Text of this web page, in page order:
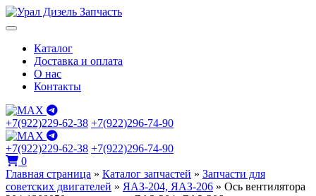
Каталог
Доставка и оплата
О нас
Контакты
+7(922)229-62-38 +7(922)296-74-90
+7(922)229-62-38 +7(922)296-74-90
0
Главная страница » Каталог запчастей » Запчасти для
советских двигателей » ЯАЗ-204, ЯАЗ-206 » Ось вентилятора